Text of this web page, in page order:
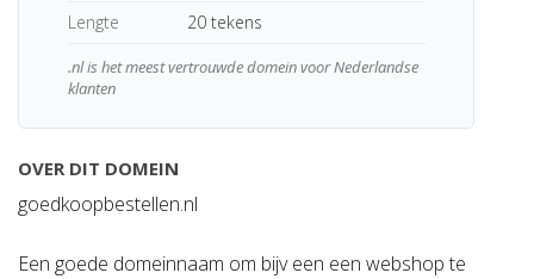
Lengte
20 tekens
.nl is het meest vertrouwde domein voor Nederlandse
klanten
OVER DIT DOMEIN
goedkoopbestellen.nl
Een goede domeinnaam om bijv een een webshop te